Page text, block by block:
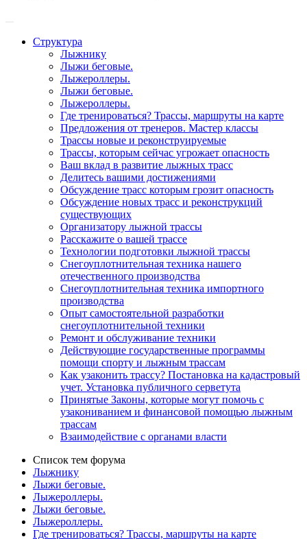
Структура
Лыжнику
Лыжи беговые.
Лыжероллеры.
Лыжи беговые.
Лыжероллеры.
Где тренироваться? Трассы, маршруты на карте
Предложения от тренеров. Мастер классы
Трассы новые и реконструируемые
Трассы, которым сейчас угрожает опасность
Ваш вклад в развитие лыжных трасс
Делитесь вашими достижениями
Обсуждение трасс которым грозит опасность
Обсуждение новых трасс и реконструкций
существующих
Организатору лыжной трассы
Расскажите о вашей трассе
Технологии подготовки лыжной трассы
Снегоуплотнительная техника нашего
отечественного производства
Снегоуплотнительная техника импортного
производства
Опыт самостоятельной разработки
снегоуплотнительной техники
Ремонт и обслуживание техники
Действующие государственные программы
помощи спорту и лыжным трассам
Как узаконить трассу? Постановка на кадастровый
учет. Установка публичного серветута
Принятые Законы, которые могут помочь с
узакониванием и финансовой помощью лыжным
трассам
Взаимодействие с органами власти
Список тем форума
Лыжнику
Лыжи беговые.
Лыжероллеры.
Лыжи беговые.
Лыжероллеры.
Где тренироваться? Трассы, маршруты на карте